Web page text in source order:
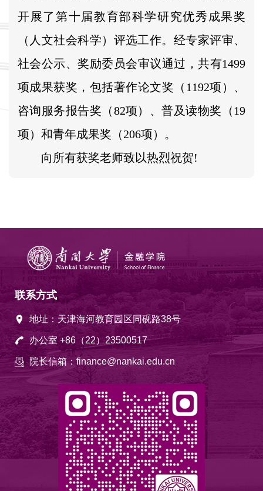
开展了第十届教育部科学研究优秀成果奖
（人文社会科学）评选工作。经专家评审、
社会公示、奖励委员会审议通过，共有1499
项成果获奖，包括著作论文奖（1192项）、
咨询服务报告奖（82项）、普及读物奖（19
项）和青年成果奖（206项）。
向所有获奖老师致以热烈祝贺!
联系方式
地址：天津海河教育园区同砚路38号
办公室 +86（22）23500517
院长信箱：finance@nankai.edu.cn